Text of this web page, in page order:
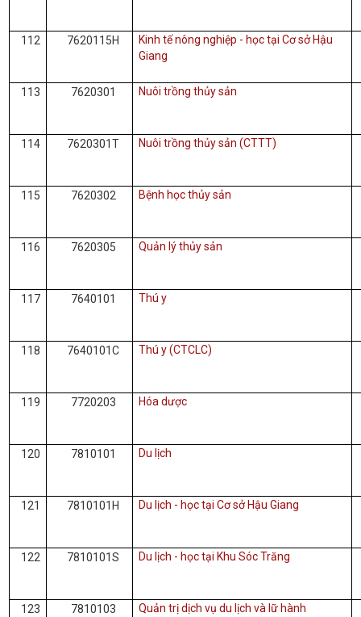
112 7620115H
Kinh tế nông nghiệp - học tại Cơ sở Hậu
Giang
113 7620301 Nuôi trồng thủy sản
114 7620301T Nuôi trồng thủy sản (CTTT)
115 7620302 Bệnh học thủy sản
116 7620305 Quản lý thủy sản
117 7640101 Thú y
118 7640101C Thú y (CTCLC)
119 7720203 Hóa dược
120 7810101 Du lịch
121 7810101H Du lịch - học tại Cơ sở Hậu Giang
122 7810101S Du lịch - học tại Khu Sóc Trăng
123 7810103 Quản trị dịch vụ du lịch và lữ hành